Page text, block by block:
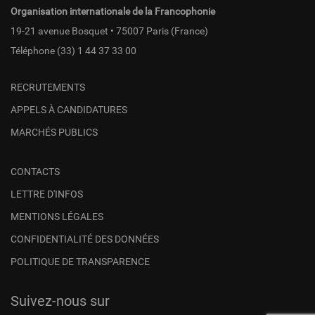
Organisation internationale de la Francophonie
19-21 avenue Bosquet • 75007 Paris (France)
Téléphone (33) 1 44 37 33 00
RECRUTEMENTS
APPELS À CANDIDATURES
MARCHÉS PUBLICS
CONTACTS
LETTRE D'INFOS
MENTIONS LÉGALES
CONFIDENTIALITÉ DES DONNÉES
POLITIQUE DE TRANSPARENCE
Suivez-nous sur